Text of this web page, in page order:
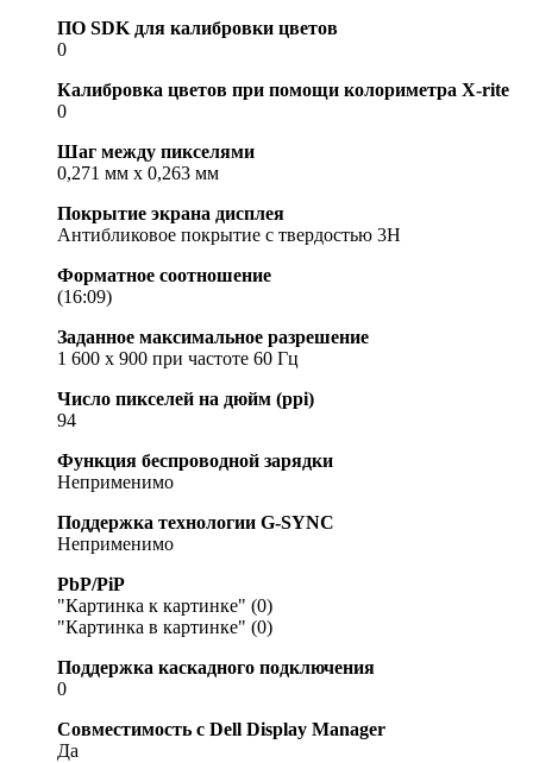
ПО SDK для калибровки цветов
0
Калибровка цветов при помощи колориметра X-rite
0
Шаг между пикселями
0,271 мм x 0,263 мм
Покрытие экрана дисплея
Антибликовое покрытие с твердостью 3H
Форматное соотношение
(16:09)
Заданное максимальное разрешение
1 600 x 900 при частоте 60 Гц
Число пикселей на дюйм (ppi)
94
Функция беспроводной зарядки
Неприменимо
Поддержка технологии G-SYNC
Неприменимо
PbP/PiP
"Картинка к картинке" (0)
"Картинка в картинке" (0)
Поддержка каскадного подключения
0
Совместимость с Dell Display Manager
Да